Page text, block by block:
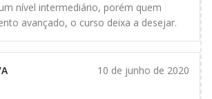
nível intermediário, porém quem
avançado, o curso deixa a desejar.
10 de junho de 2020